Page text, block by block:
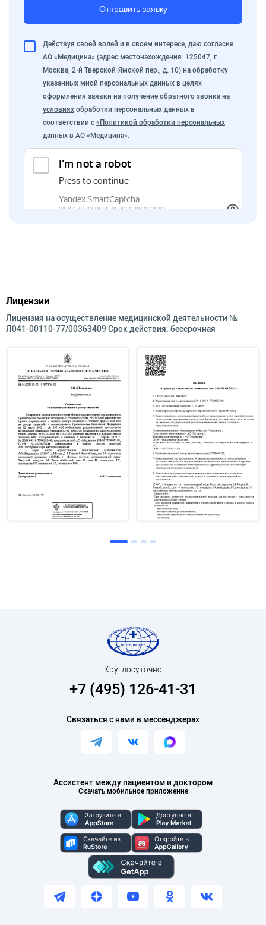
Отправить заявку
Действуя своей волей и в своем интересе, даю согласие
АО «Медицина» (адрес местонахождения: 125047, г.
Москва, 2-й Тверской-Ямской пер., д. 10) на обработку
указанных мной персональных данных в целях
оформления заявки на получение обратного звонка на
условиях обработки персональных данных в
соответствии с «Политикой обработки персональных
данных в АО «Медицина».
Лицензии
Лицензия на осуществление медицинской деятельности №
Л041-00110-77/00363409 Срок действия: бессрочная
Ассистент между пациентом и доктором
Скачать мобильное приложение
Круглосуточно
+7 (495) 126-41-31
Связаться с нами в мессенджерах